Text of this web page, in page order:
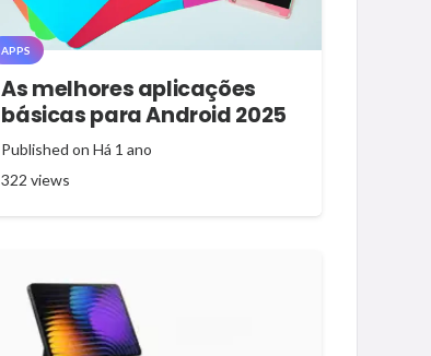
APPS
As melhores aplicações
básicas para Android 2025
Published onHá 1 ano
322 views